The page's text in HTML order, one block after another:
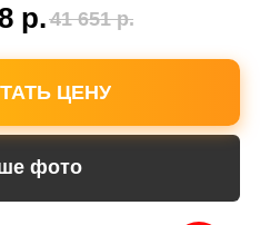
р.41 651 р.
ЦЕНУ
фото